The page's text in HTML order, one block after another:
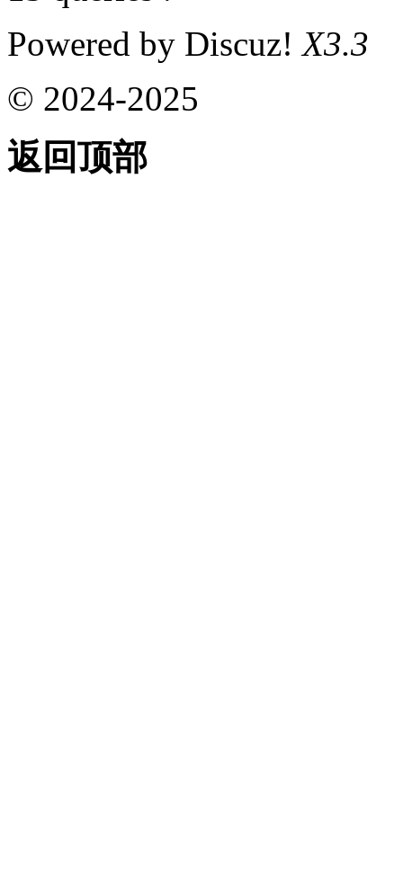
Powered by Discuz!X3.3
© 2024-2025
返回顶部